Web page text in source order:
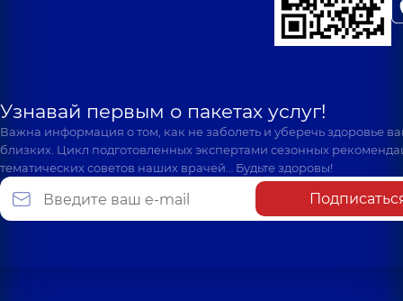
Узнавай первым о пакетах услуг!
Важна информация о том, как не заболеть и уберечь здоровье
близких. Цикл подготовленных экспертами сезонных
тематических советов наших врачей… Будьте здоровы!